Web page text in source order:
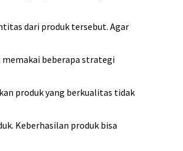
dari produk tersebut. Agar
memakai beberapa strategi
produk yang berkualitas tidak
Keberhasilan produk bisa